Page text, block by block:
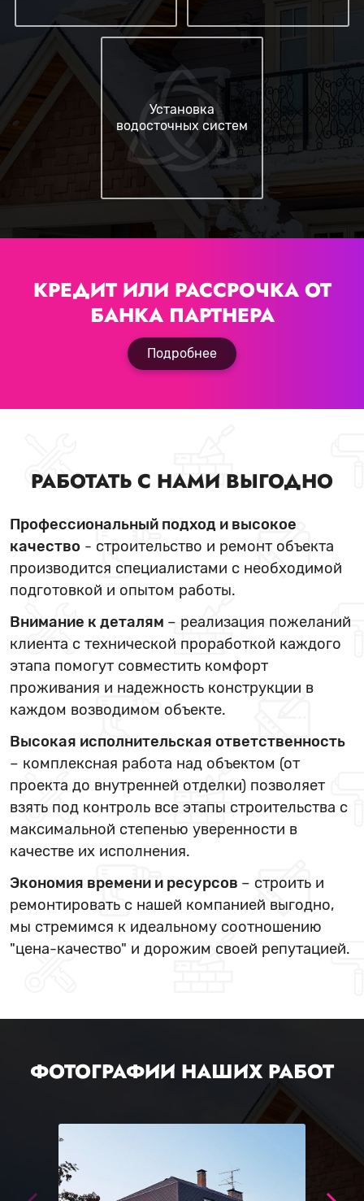
Установка
водосточных систем
КРЕДИТ ИЛИ РАССРОЧКА ОТ
БАНКА ПАРТНЕРА
Подробнее
РАБОТАТЬ С НАМИ ВЫГОДНО
Профессиональный подход и высокое
качество - строительство и ремонт объекта
производится специалистами с необходимой
подготовкой и опытом работы.
Внимание к деталям – реализация пожеланий
клиента с технической проработкой каждого
этапа помогут совместить комфорт
проживания и надежность конструкции в
каждом возводимом объекте.
Высокая исполнительская ответственность
– комплексная работа над объектом (от
проекта до внутренней отделки) позволяет
взять под контроль все этапы строительства с
максимальной степенью уверенности в
качестве их исполнения.
Экономия времени и ресурсов – строить и
ремонтировать с нашей компанией выгодно,
мы стремимся к идеальному соотношению
"цена-качество" и дорожим своей репутацией.
ФОТОГРАФИИ НАШИХ РАБОТ